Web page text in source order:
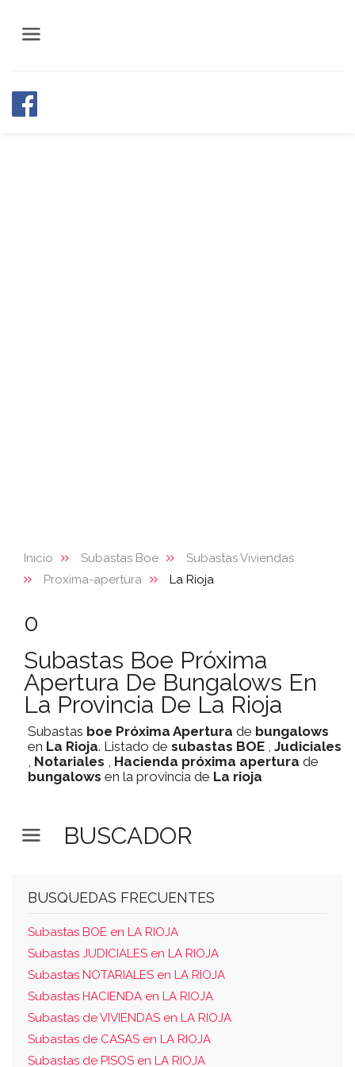
Inicio Subastas Boe
Subastas Viviendas
Proxima-apertura
La Rioja
0
Subastas Boe Próxima
Apertura De Bungalows En
La Provincia De La Rioja
Subastas boe Próxima Apertura de bungalows
en La Rioja. Listado de subastas BOE , Judiciales
, Notariales , Hacienda próxima apertura de
bungalows en la provincia de La rioja
BUSCADOR
BUSQUEDAS FRECUENTES
Subastas BOE en LA RIOJA
Subastas JUDICIALES en LA RIOJA
Subastas NOTARIALES en LA RIOJA
Subastas HACIENDA en LA RIOJA
Subastas de VIVIENDAS en LA RIOJA
Subastas de CASAS en LA RIOJA
Subastas de PISOS en LA RIOJA